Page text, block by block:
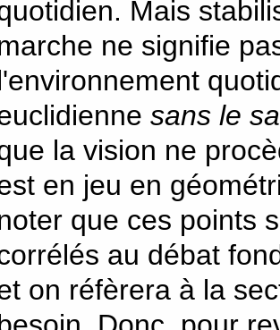
Mais
ne signifie
sans le
la vision ne
en jeu en
que ces points
au débat
on réfèrera à la